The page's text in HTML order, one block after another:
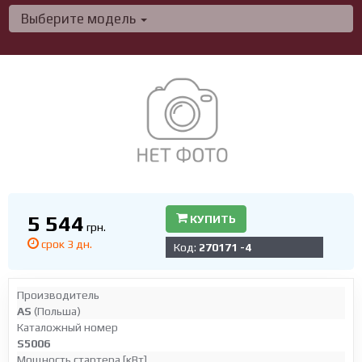
Выберите модель
5 544 грн.
срок 3 дн.
КУПИТЬ
Код: 270171 -4
Производитель
AS (Польша)
Каталожный номер
S5006